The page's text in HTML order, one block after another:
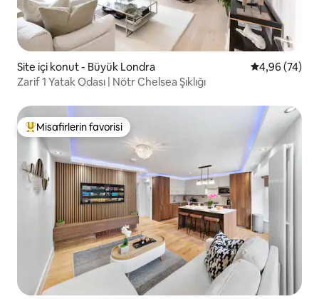
Site içi konut - Büyük Londra 5 üzerinden
4,96 (74)
Zarif 1 Yatak Odası | Nötr Chelsea Şıklığı
Misafirlerin favorilerinden en beğenilenler arasında
Misafirlerin favorisi